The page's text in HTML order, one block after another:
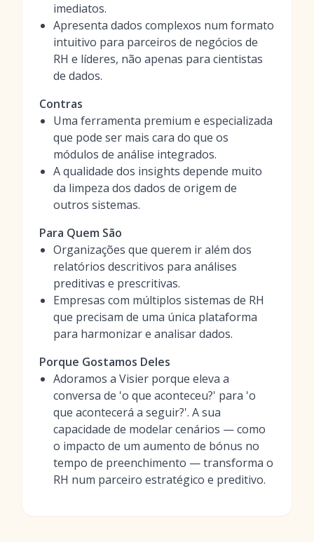
imediatos.
Apresenta dados complexos num formato
intuitivo para parceiros de negócios de
RH e líderes, não apenas para cientistas
de dados.
Contras
Uma ferramenta premium e especializada
que pode ser mais cara do que os
módulos de análise integrados.
A qualidade dos insights depende muito
da limpeza dos dados de origem de
outros sistemas.
Para Quem São
Organizações que querem ir além dos
relatórios descritivos para análises
preditivas e prescritivas.
Empresas com múltiplos sistemas de RH
que precisam de uma única plataforma
para harmonizar e analisar dados.
Porque Gostamos Deles
Adoramos a Visier porque eleva a
conversa de 'o que aconteceu?' para 'o
que acontecerá a seguir?'. A sua
capacidade de modelar cenários — como
o impacto de um aumento de bónus no
tempo de preenchimento — transforma o
RH num parceiro estratégico e preditivo.